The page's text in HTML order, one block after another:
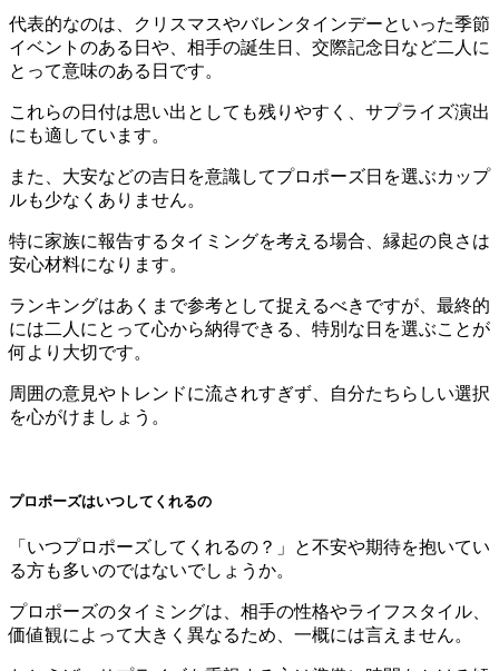
代表的なのは、クリスマスやバレンタインデーといった季節
イベントのある日や、相手の誕生日、交際記念日など二人に
とって意味のある日です。
これらの日付は思い出としても残りやすく、サプライズ演出
にも適しています。
また、大安などの吉日を意識してプロポーズ日を選ぶカップ
ルも少なくありません。
特に家族に報告するタイミングを考える場合、縁起の良さは
安心材料になります。
ランキングはあくまで参考として捉えるべきですが、最終的
には二人にとって心から納得できる、特別な日を選ぶことが
何より大切です。
周囲の意見やトレンドに流されすぎず、自分たちらしい選択
を心がけましょう。
プロポーズはいつしてくれるの
「いつプロポーズしてくれるの？」と不安や期待を抱いてい
る方も多いのではないでしょうか。
プロポーズのタイミングは、相手の性格やライフスタイル、
価値観によって大きく異なるため、一概には言えません。